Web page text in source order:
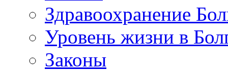
Здравоохранение
Уровень жизни в
Законы